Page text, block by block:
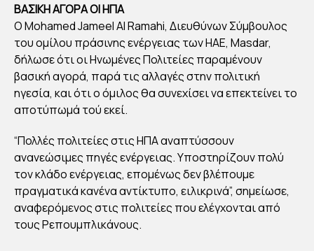
ΒΑΣΙΚΗ ΑΓΟΡΑ ΟΙ ΗΠΑ
Ο Mohamed Jameel Al Ramahi, Διευθύνων Σύμβουλος
του ομίλου πράσινης ενέργειας των ΗΑΕ, Masdar,
δήλωσε ότι οι Ηνωμένες Πολιτείες παραμένουν
βασική αγορά, παρά τις αλλαγές στην πολιτική
ηγεσία, και ότι ο όμιλος θα συνεχίσει να επεκτείνει το
αποτύπωμά τού εκεί.
“Πολλές πολιτείες στις ΗΠΑ αναπτύσσουν
ανανεώσιμες πηγές ενέργειας. Υποστηρίζουν πολύ
τον κλάδο ενέργειας, επομένως δεν βλέπουμε
πραγματικά κανένα αντίκτυπο, ειλικρινά”, σημείωσε,
αναφερόμενος στις πολιτείες που ελέγχονται από
τους Ρεπουμπλικάνους.